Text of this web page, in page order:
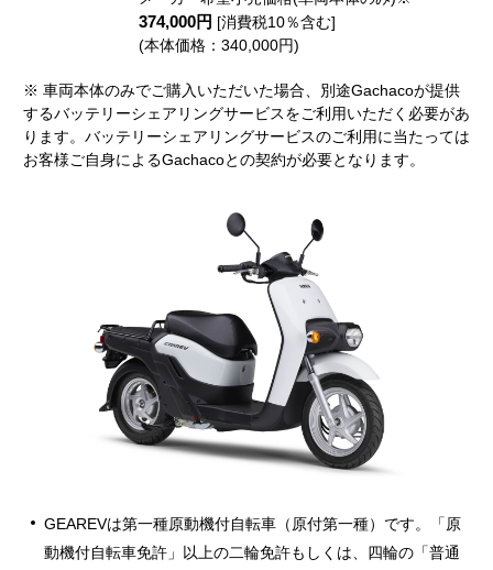
374,000円 [消費税10％含む]
(本体価格：340,000円)
※ 車両本体のみでご購入いただいた場合、別途Gachacoが提供
するバッテリーシェアリングサービスをご利用いただく必要があ
ります。バッテリーシェアリングサービスのご利用に当たっては
お客様ご自身によるGachacoとの契約が必要となります。
GEAREVは第一種原動機付自転車（原付第一種）です。「原
動機付自転車免許」以上の二輪免許もしくは、四輪の「普通